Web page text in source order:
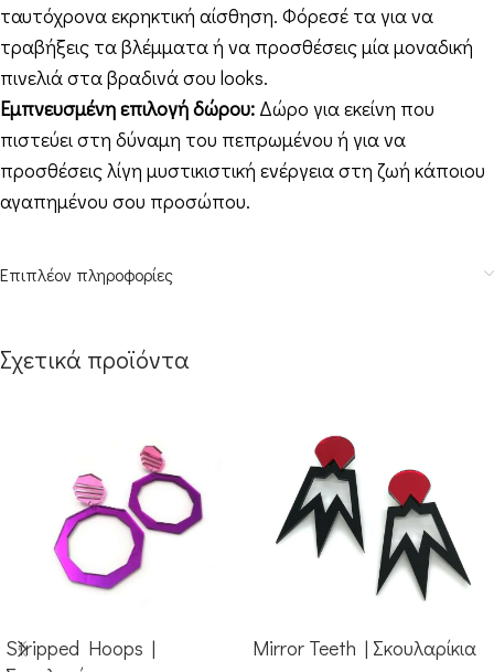
ταυτόχρονα εκρηκτική αίσθηση. Φόρεσέ τα για να
τραβήξεις τα βλέμματα ή να προσθέσεις μία μοναδική
πινελιά στα βραδινά σου looks.
Εμπνευσμένη επιλογή δώρου: Δώρο για εκείνη που
πιστεύει στη δύναμη του πεπρωμένου ή για να
προσθέσεις λίγη μυστικιστική ενέργεια στη ζωή κάποιου
αγαπημένου σου προσώπου.
Επιπλέον πληροφορίες
Σχετικά προϊόντα
Stripped Hoops |
Mirror Teeth | Σκουλαρίκια